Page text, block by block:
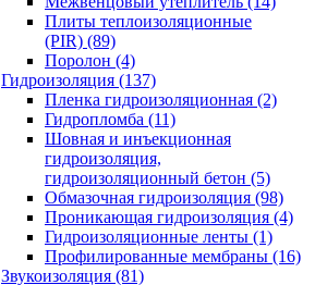
Плиты теплоизоляционные
(PIR) (89)
Поролон (4)
Гидроизоляция (137)
Пленка гидроизоляционная (2)
Гидропломба (11)
Шовная и инъекционная
гидроизоляция,
гидроизоляционный бетон (5)
Обмазочная гидроизоляция (98)
Проникающая гидроизоляция (4)
Гидроизоляционные ленты (1)
Профилированные мембраны (16)
Звукоизоляция (81)